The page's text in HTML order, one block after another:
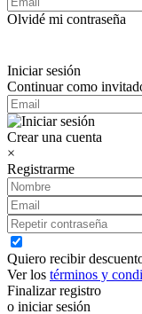
Olvidé mi contraseña
Iniciar sesión
Continuar como
Crear una cuenta
×
Registrarme
Quiero recibir
Ver los términos y
Finalizar registro
o iniciar sesión